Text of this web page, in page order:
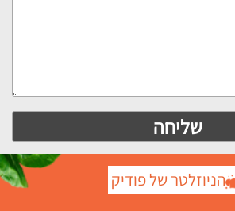
הניוזלטר של פודיק